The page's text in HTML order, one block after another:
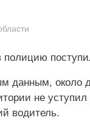
полицию
данным, около
не
водитель.